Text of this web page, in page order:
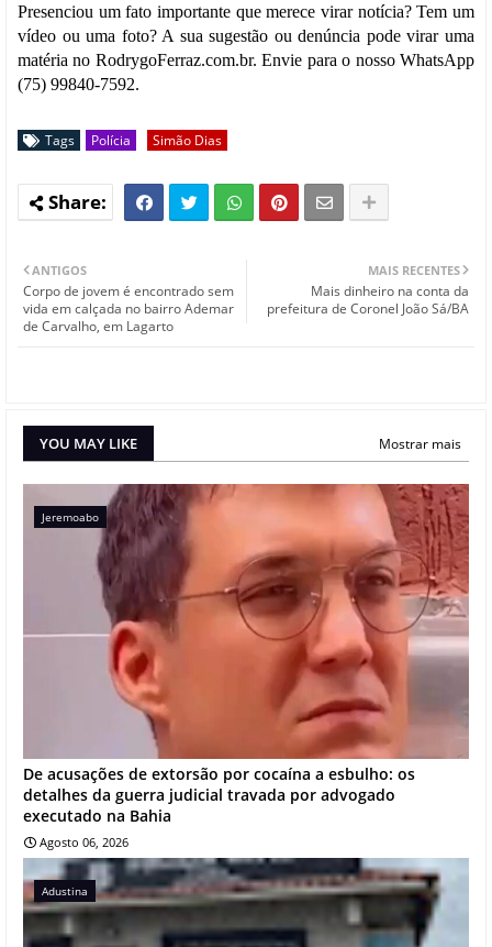
Presenciou um fato importante que merece virar notícia? Tem um
vídeo ou uma foto? A sua sugestão ou denúncia pode virar uma
matéria no RodrygoFerraz.com.br. Envie para o nosso WhatsApp
(75) 99840-7592.
Tags Polícia Simão Dias
MAIS RECENTES
Mais dinheiro na conta da
prefeitura de Coronel João Sá/BA
ANTIGOS
Corpo de jovem é encontrado sem
vida em calçada no bairro Ademar
de Carvalho, em Lagarto
YOU MAY LIKE Mostrar mais
Jeremoabo
De acusações de extorsão por cocaína a esbulho: os
detalhes da guerra judicial travada por advogado
executado na Bahia
Agosto 06, 2026
Adustina